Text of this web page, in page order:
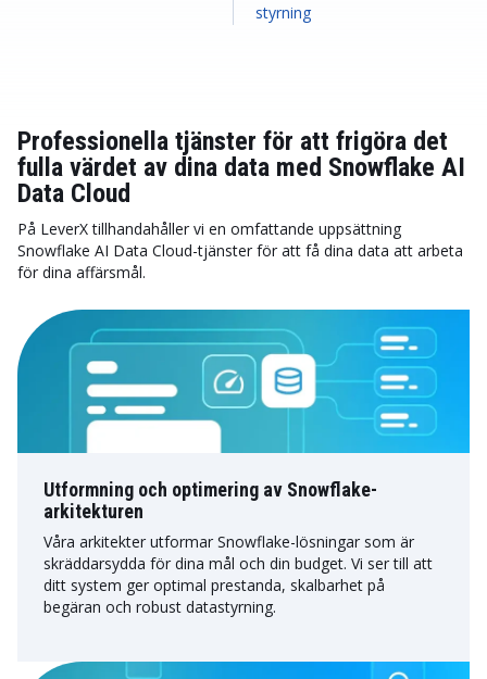
styrning
Professionella tjänster för att frigöra det
fulla värdet av dina data med Snowflake AI
Data Cloud
På LeverX tillhandahåller vi en omfattande uppsättning
Snowflake AI Data Cloud-tjänster för att få dina data att arbeta
för dina affärsmål.
Utformning och optimering av Snowflake-
arkitekturen
Våra arkitekter utformar Snowflake-lösningar som är
skräddarsydda för dina mål och din budget. Vi ser till att
ditt system ger optimal prestanda, skalbarhet på
begäran och robust datastyrning.